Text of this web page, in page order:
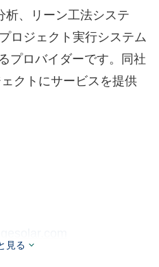
析、リーン工法システ
ロジェクト実行システム
プロバイダーです。同社
クトにサービスを提供
見る